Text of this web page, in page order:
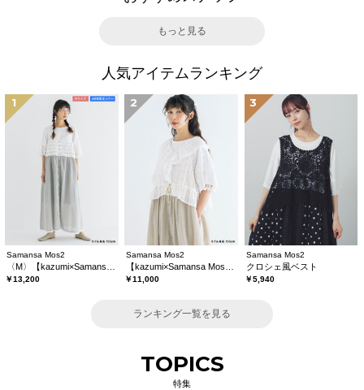
もっと見る
人気アイテムランキング
1
Samansa Mos2
￥13,200
2
Samansa Mos2
￥11,000
3
Samansa Mos2
クロシェ風ベスト
￥5,940
ランキング一覧を見る
TOPICS
特集